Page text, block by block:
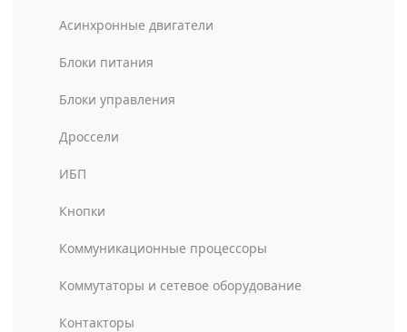
Асинхронные двигатели
Блоки питания
Блоки управления
Дроссели
ИБП
Кнопки
Коммуникационные процессоры
Коммутаторы и сетевое оборудование
Контакторы